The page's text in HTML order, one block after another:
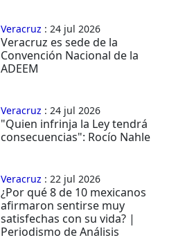
Veracruz : 24 jul 2026
Veracruz es sede de la
Convención Nacional de la
ADEEM
Veracruz : 24 jul 2026
"Quien infrinja la Ley tendrá
consecuencias": Rocío Nahle
Veracruz : 22 jul 2026
¿Por qué 8 de 10 mexicanos
afirmaron sentirse muy
satisfechas con su vida? |
Periodismo de Análisis